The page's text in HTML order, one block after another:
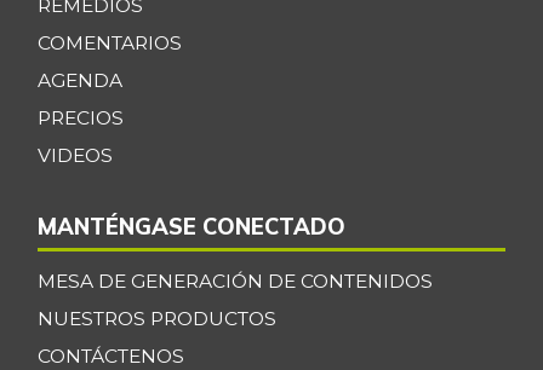
REMEDIOS
COMENTARIOS
AGENDA
PRECIOS
VIDEOS
MANTÉNGASE CONECTADO
MESA DE GENERACIÓN DE CONTENIDOS
NUESTROS PRODUCTOS
CONTÁCTENOS